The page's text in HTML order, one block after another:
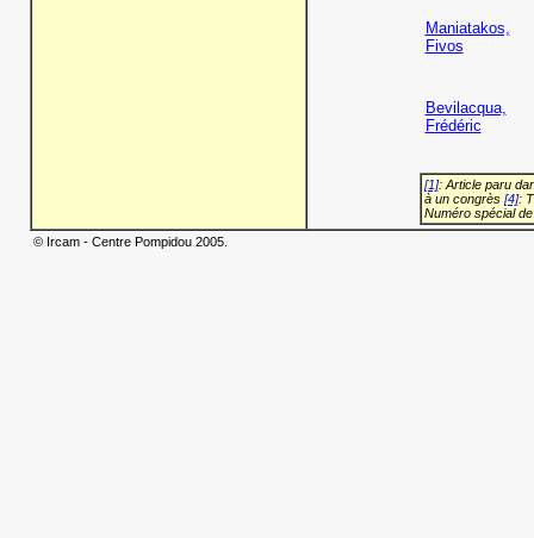
Maniatakos,
Fivos
Bevilacqua,
Frédéric
[1]: Article paru
à un congrès [4]:
Numéro spécial
© Ircam - Centre Pompidou 2005.